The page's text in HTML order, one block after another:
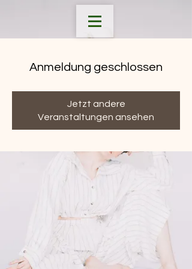
Anmeldung geschlossen
Jetzt andere
Veranstaltungen ansehen